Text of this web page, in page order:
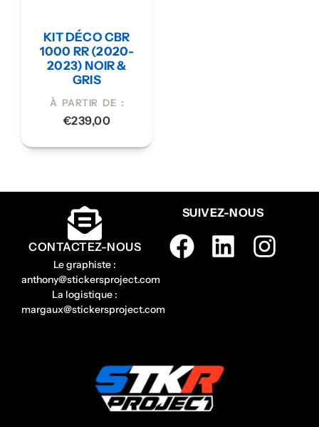
KIT DÉCO CBR
1000 RR (2020-
2023) NOIR &
GRIS
À PARTIR DE :
€239,00
CONTACTEZ-NOUS
Le graphiste :
anthony@stickersproject.com
La logistique :
margaux@stickersproject.com
SUIVEZ-NOUS